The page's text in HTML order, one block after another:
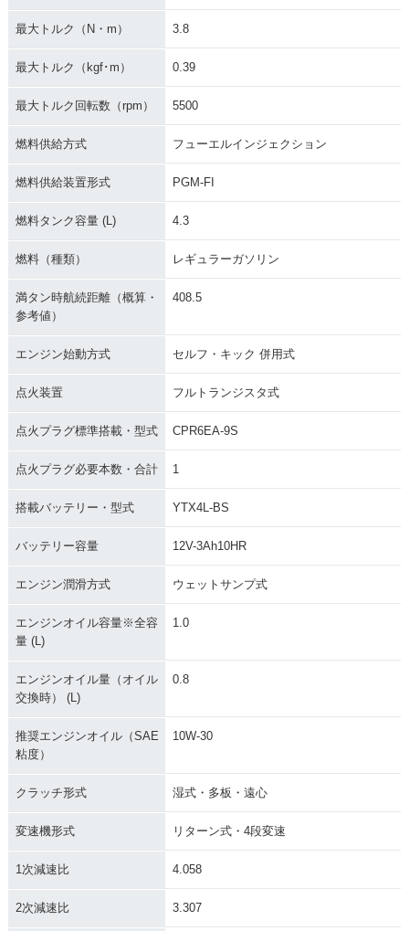
最大トルク（N・m） 3.8
最大トルク（kgf･m） 0.39
最大トルク回転数（rpm） 5500
燃料供給方式 フューエルインジェクション
燃料供給装置形式 PGM-FI
燃料タンク容量 (L) 4.3
燃料（種類） レギュラーガソリン
満タン時航続距離（概算・
参考値）
408.5
エンジン始動方式 セルフ・キック 併用式
点火装置 フルトランジスタ式
点火プラグ標準搭載・型式 CPR6EA-9S
点火プラグ必要本数・合計 1
搭載バッテリー・型式 YTX4L-BS
バッテリー容量 12V-3Ah10HR
エンジン潤滑方式 ウェットサンプ式
エンジンオイル容量※全容
量 (L)
1.0
エンジンオイル量（オイル
交換時） (L)
0.8
推奨エンジンオイル（SAE
粘度）
10W-30
クラッチ形式 湿式・多板・遠心
変速機形式 リターン式・4段変速
1次減速比 4.058
2次減速比 3.307